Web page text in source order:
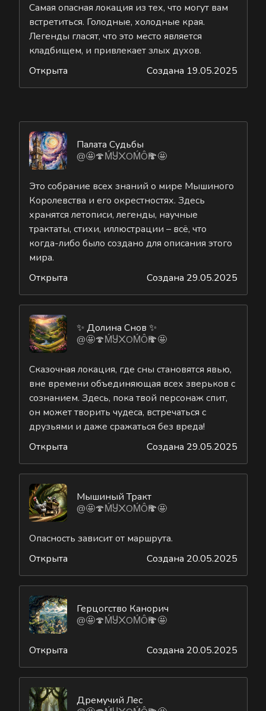
Самая опасная локация из тех, что могут вам
встретиться. Голодные, холодные края.
Легенды гласят, что это место является
кладбищем, и привлекает злых духов.
Открыта
Создана 19.05.2025
Палата Судьбы
@🤩🍄ḾႸ᙭ОḾÔҎ🍄🤩
Это собрание всех знаний о мире Мышиного
Королевства и его окрестностях. Здесь
хранятся летописи, легенды, научные
трактаты, стихи, иллюстрации – всё, что
когда-либо было создано для описания этого
мира.
Открыта
Создана 29.05.2025
✨ Долина Снов ✨
@🤩🍄ḾႸ᙭ОḾÔҎ🍄🤩
Сказочная локация, где сны становятся явью,
вне времени объединяющая всех зверьков с
сознанием. Здесь, пока твой персонаж спит,
он может творить чудеса, встречаться с
друзьями и даже сражаться без вреда!
Открыта
Создана 29.05.2025
Мышиный Тракт
@🤩🍄ḾႸ᙭ОḾÔҎ🍄🤩
Опасность зависит от маршрута.
Открыта
Создана 20.05.2025
Герцогство Канорич
@🤩🍄ḾႸ᙭ОḾÔҎ🍄🤩
Открыта Создана 20.05.2025
Дремучий Лес